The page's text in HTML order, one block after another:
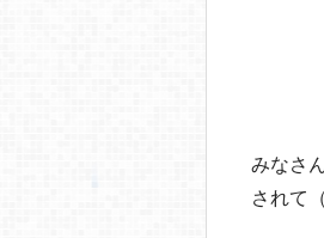
みなさ
されて